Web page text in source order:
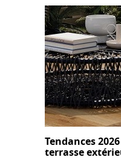
Tendances
terrasse